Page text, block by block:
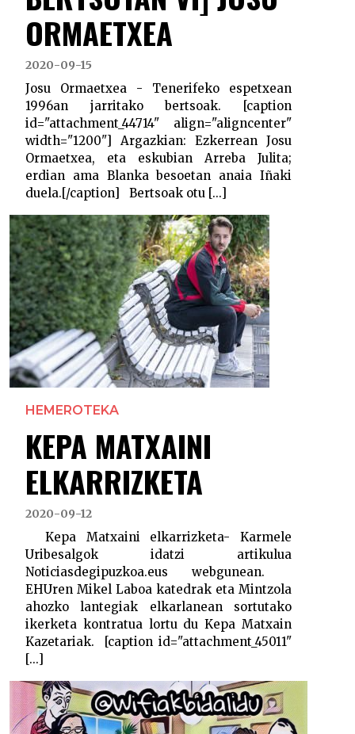
ORMAETXEA
2020-09-15
Josu Ormaetxea - Tenerifeko espetxean
1996an jarritako bertsoak. [caption
id="attachment_44714" align="aligncenter"
width="1200"] Argazkian: Ezkerrean Josu
Ormaetxea, eta eskubian Arreba Julita;
erdian ama Blanka besoetan anaia Iñaki
duela.[/caption] Bertsoak otu [...]
HEMEROTEKA
KEPA MATXAINI
ELKARRIZKETA
2020-09-12
Kepa Matxaini elkarrizketa- Karmele
Uribesalgok idatzi artikulua
Noticiasdegipuzkoa.eus webgunean.
EHUren Mikel Laboa katedrak eta Mintzola
ahozko lantegiak elkarlanean sortutako
ikerketa kontratua lortu du Kepa Matxain
Kazetariak. [caption id="attachment_45011"
[...]